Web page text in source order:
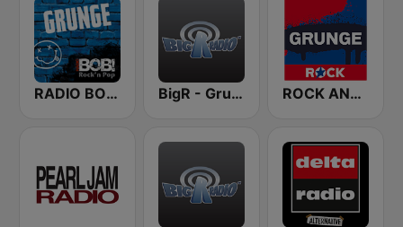
RADIO BOB! Grunge BigR - Grunge FM ROCK ANTENNE Grunge